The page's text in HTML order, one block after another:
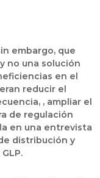
embargo, que
no una solución
en el
reducir el
, ampliar el
de regulación
en una entrevista
distribución y